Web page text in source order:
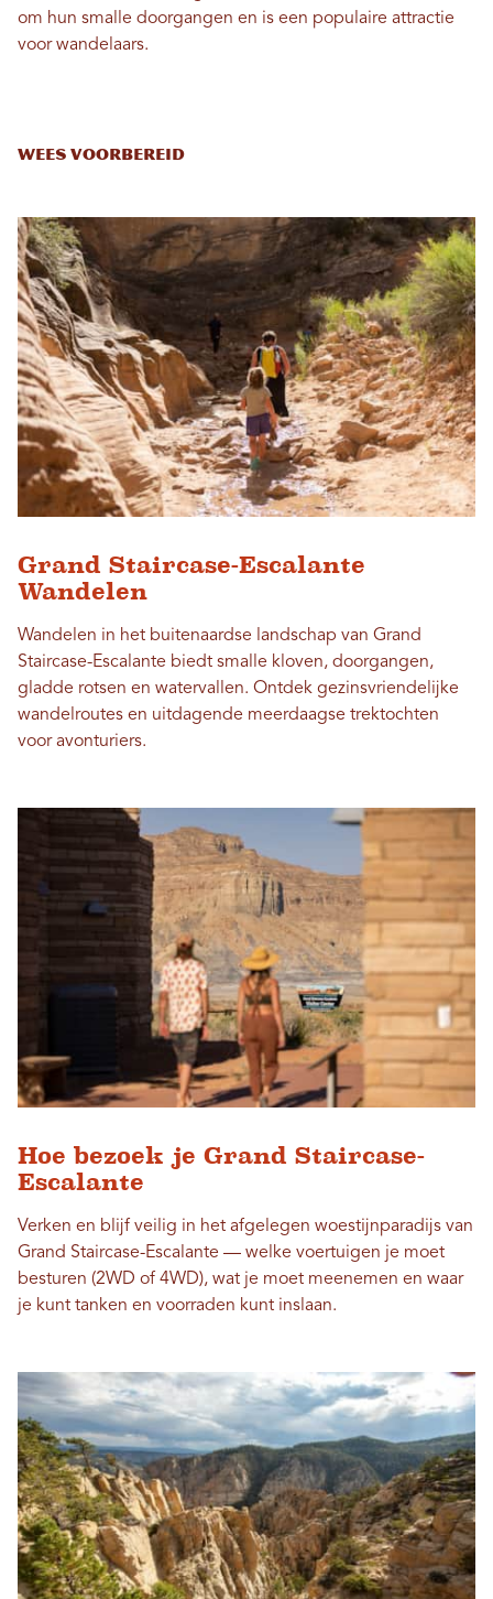
om hun smalle doorgangen en is een populaire attractie
voor wandelaars.
Wees voorbereid
Grand Staircase-Escalante
Wandelen
Wandelen in het buitenaardse landschap van Grand
Staircase-Escalante biedt smalle kloven, doorgangen,
gladde rotsen en watervallen. Ontdek gezinsvriendelijke
wandelroutes en uitdagende meerdaagse trektochten
voor avonturiers.
Hoe bezoek je Grand Staircase-
Escalante
Verken en blijf veilig in het afgelegen woestijnparadijs van
Grand Staircase-Escalante — welke voertuigen je moet
besturen (2WD of 4WD), wat je moet meenemen en waar
je kunt tanken en voorraden kunt inslaan.